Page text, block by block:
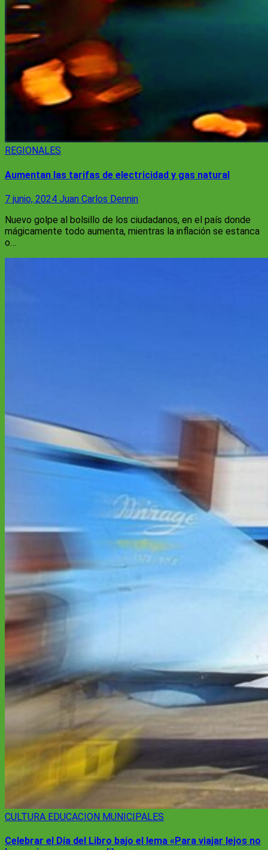
REGIONALES
Aumentan las tarifas de electricidad y gas natural
7 junio, 2024 Juan Carlos Dennin
Nuevo golpe al bolsillo de los ciudadanos, en el país donde
mágicamente todo aumenta, mientras la inflación se estanca
o…
CULTURA EDUCACION MUNICIPALES
Celebrar el Día del Libro bajo el lema «Para viajar lejos no